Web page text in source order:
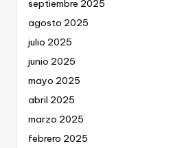
septiembre 2025
agosto 2025
julio 2025
junio 2025
mayo 2025
abril 2025
marzo 2025
febrero 2025